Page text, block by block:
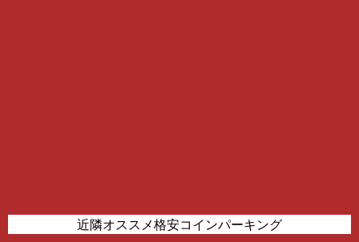
近隣オススメ格安コインパーキング